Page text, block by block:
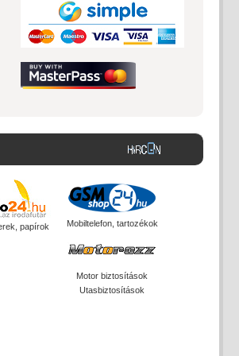
papírok Mobiltelefon, tartozékok
Motor biztosítások
Utasbiztosítások